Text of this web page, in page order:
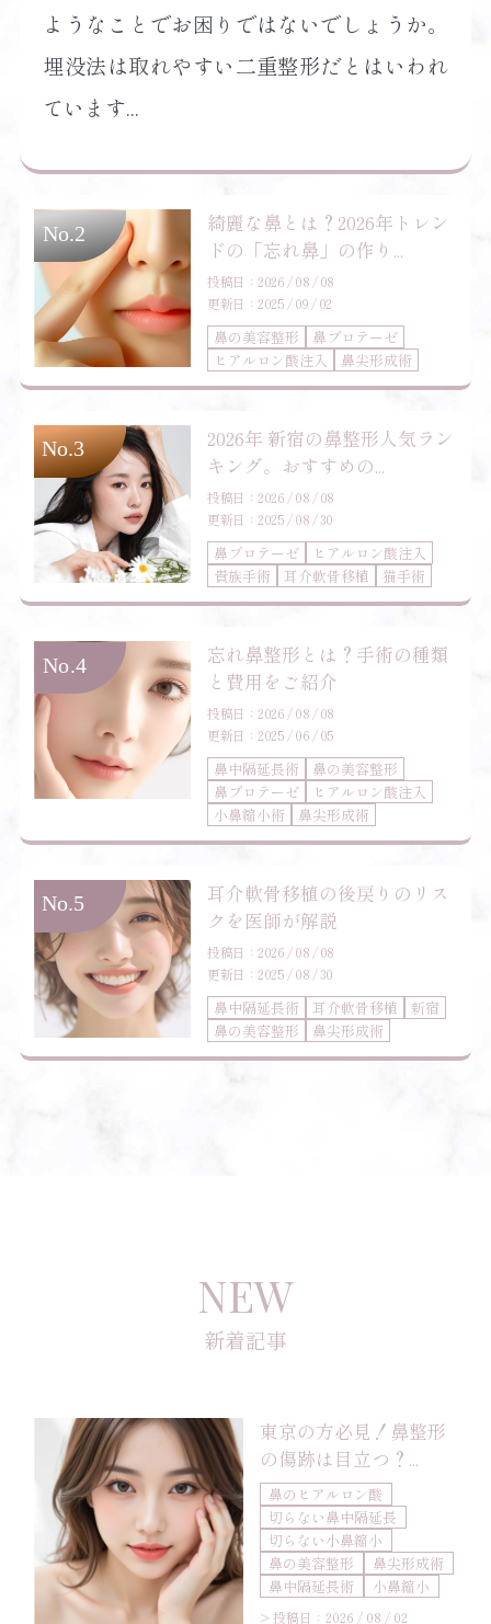
ようなことでお困りではないでしょうか。
埋没法は取れやすい二重整形だとはいわれ
ています...
綺麗な鼻とは？2026年トレン
ドの「忘れ鼻」の作り...
投稿日：2026 / 08 / 08
更新日：2025 / 09 / 02
鼻の美容整形
鼻プロテーゼ
ヒアルロン酸注入
鼻尖形成術
2026年 新宿の鼻整形人気ラン
キング。おすすめの...
投稿日：2026 / 08 / 08
更新日：2025 / 08 / 30
鼻プロテーゼ
ヒアルロン酸注入
貴族手術
耳介軟骨移植 猫手術
忘れ鼻整形とは？手術の種類
と費用をご紹介
投稿日：2026 / 08 / 08
更新日：2025 / 06 / 05
鼻中隔延長術
鼻の美容整形
鼻プロテーゼ
ヒアルロン酸注入
小鼻縮小術
鼻尖形成術
耳介軟骨移植の後戻りのリス
クを医師が解説
投稿日：2026 / 08 / 08
更新日：2025 / 08 / 30
鼻中隔延長術 耳介軟骨移植
新宿
鼻の美容整形
鼻尖形成術
NEW
新着記事
東京の方必見！鼻整形
の傷跡は目立つ？...
鼻のヒアルロン酸
切らない鼻中隔延長
切らない小鼻縮小
鼻の美容整形
鼻尖形成術
鼻中隔延長術
小鼻縮小
> 投稿日：2026 / 08 / 02